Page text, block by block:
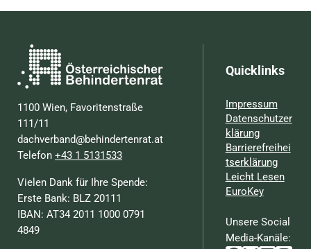
1100 Wien, Favoritenstraße
111/11
dachverband@behindertenrat.at
Telefon+43 1 5131533
Vielen Dank für Ihre Spende:
Erste Bank: BLZ 20111
IBAN: AT34 2011 1000 0791
4849
Quicklinks
Impressum
Datenschutzer
klärung
Barrierefreihei
tserklärung
Leicht Lesen
EuroKey
Unsere Social
Media-Kanäle: